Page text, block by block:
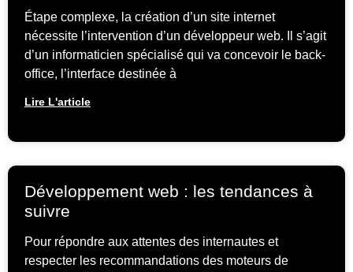
Étape complexe, la création d’un site internet
nécessite l’intervention d’un développeur web. Il s’agit
d’un informaticien spécialisé qui va concevoir le back-
office, l’interface destinée à
Lire L'article
Développement web : les tendances à
suivre
Pour répondre aux attentes des internautes et
respecter les recommandations des moteurs de